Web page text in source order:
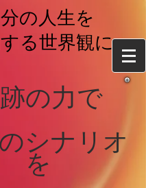
の人生を
る世界観に
の力で
シナリオ
を